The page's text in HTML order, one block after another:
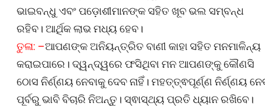
ଭାଇବନ୍ଧୁ ଏବଂ ପଡ଼ୋଶୀମାନଙ୍କ ସହିତ ଖୂବ ଭଲ ସମ୍ବନ୍ଧ
ରହିବ। ଆର୍ଥିକ ଲାଭ ମଧ୍ୟ ହେବ।
ତୁଳା: –ଆପଣଙ୍କ ଅନିୟନ୍ତ୍ରିତ ବାଣୀ କାହା ସହିତ ମନମାଳିନ୍ୟ
କରାଇପାରେ। ଦ୍ୱନ୍ଦ୍ୱରେ ଫସିଥିବା ମନ ଆପଣଙ୍କୁ କୌଣସି
ଠୋସ ନିର୍ଣ୍ଣୟ ନେବାକୁ ଦେବ ନାହିଁ। ମହତ୍ତ୍ଵପୂର୍ଣ୍ଣ ନିର୍ଣ୍ଣୟ
ପୂର୍ବରୁ ଭାବି ବିଚାରି ନିଅନ୍ତୁ। ସ୍ଵାସ୍ଥ୍ୟ ପ୍ରତି ଧ୍ୟାନ ରଖିବେ।